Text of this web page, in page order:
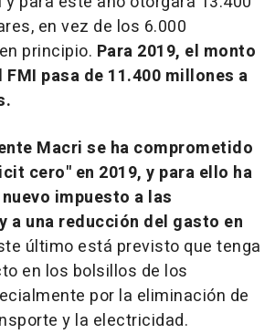
en vez de los 6.000
principio. Para 2019, el monto
pasa de 11.400 millones a
Macri se ha comprometido
cero" en 2019, y para ello ha
impuesto a las
a una reducción del gasto en
último está previsto que tenga
en los bolsillos de los
por la eliminación de
y la electricidad.